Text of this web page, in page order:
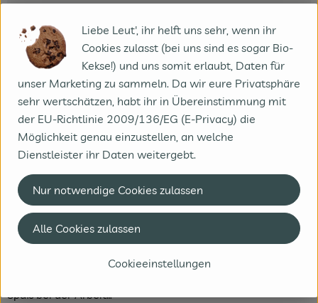
Herkunft
Hersteller: Butendieker
Deutschland
Hof Butendiek GmbH & Co.KG
Spaß bei der Arbeit…
Liebe Leut', ihr helft uns sehr, wenn ihr
Cookies zulasst (bei uns sind es sogar Bio-
Kekse!) und uns somit erlaubt, Daten für
unser Marketing zu sammeln. Da wir eure Privatsphäre
sehr wertschätzen, habt ihr in Übereinstimmung mit
der EU-Richtlinie 2009/136/EG (E-Privacy) die
Möglichkeit genau einzustellen, an welche
Dienstleister ihr Daten weitergebt.
Cookieeinstellungen
Nur notwendige Cookies zulassen
Alle Cookies zulassen